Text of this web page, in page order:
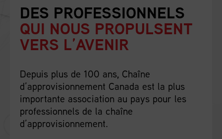
DES PROFESSIONNELS
QUI NOUS PROPULSENT
VERS L’AVENIR
Depuis plus de 100 ans, Chaîne
d’approvisionnement Canada est la plus
importante association au pays pour les
professionnels de la chaîne
d’approvisionnement.